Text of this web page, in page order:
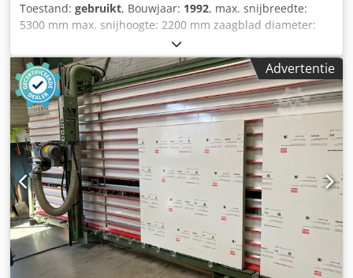
Toestand: gebruikt, Bouwjaar: 1992, max. snijbreedte:
5300 mm max. snijhoogte: 2200 mm zaagblad diameter:
300 mm max. bewerkingsdikte: 80 mm zaagblad boring: 30
mm ondersteuning onder: vaste rollen Dkedpfx Aboy H E
Uteysr materiaalondersteuning: flexibele kunststof latten
meetsysteem: schaal verstelling zaagkop: handmatig
zaagvoeding: handmatig montage: vrijstaand afzuiging:
externe afzuiging vergrendeling zaagbalk: handmatig
Gewicht ca.: 1500 kg Afmetingen: 6300 x 1300 x 2900 mm
Motorvermogen: 5,5 kW Opslaglocatie: Nattheim
Advertentie